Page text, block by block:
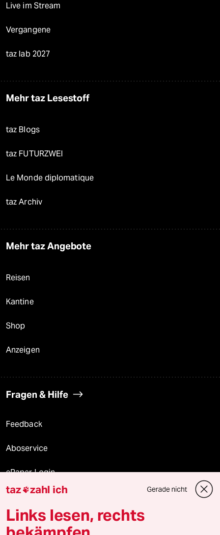
Live im Stream
Vergangene
taz lab 2027
Mehr taz Lesestoff
taz Blogs
taz FUTURZWEI
Le Monde diplomatique
taz Archiv
Mehr taz Angebote
Reisen
Kantine
Shop
Anzeigen
Fragen & Hilfe
Feedback
Aboservice
ePaper Login
Downloads für Abonnierende
taz zahl ich Gerade nicht
Links lesen, rechts